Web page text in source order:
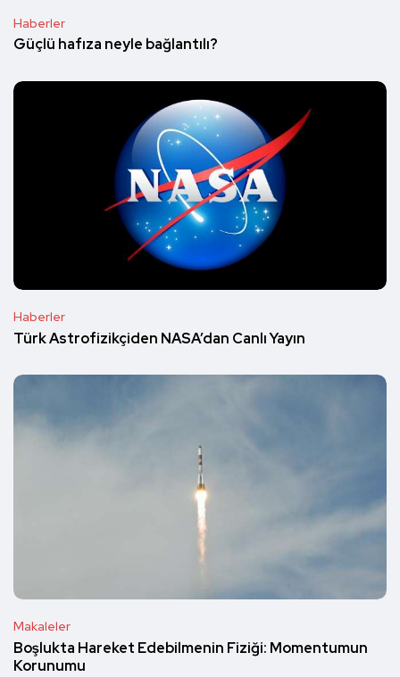
Haberler
Güçlü hafıza neyle bağlantılı?
Haberler
Türk Astrofizikçiden NASA’dan Canlı Yayın
Makaleler
Boşlukta Hareket Edebilmenin Fiziği: Momentumun
Korunumu